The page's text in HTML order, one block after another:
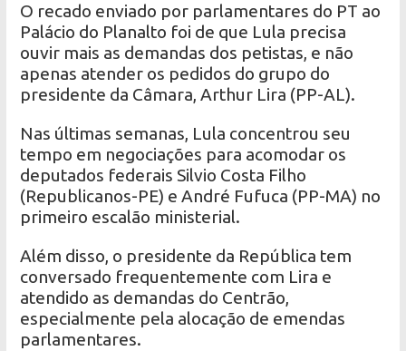
O recado enviado por parlamentares do PT ao
Palácio do Planalto foi de que Lula precisa
ouvir mais as demandas dos petistas, e não
apenas atender os pedidos do grupo do
presidente da Câmara, Arthur Lira (PP-AL).
Nas últimas semanas, Lula concentrou seu
tempo em negociações para acomodar os
deputados federais Silvio Costa Filho
(Republicanos-PE) e André Fufuca (PP-MA) no
primeiro escalão ministerial.
Além disso, o presidente da República tem
conversado frequentemente com Lira e
atendido as demandas do Centrão,
especialmente pela alocação de emendas
parlamentares.